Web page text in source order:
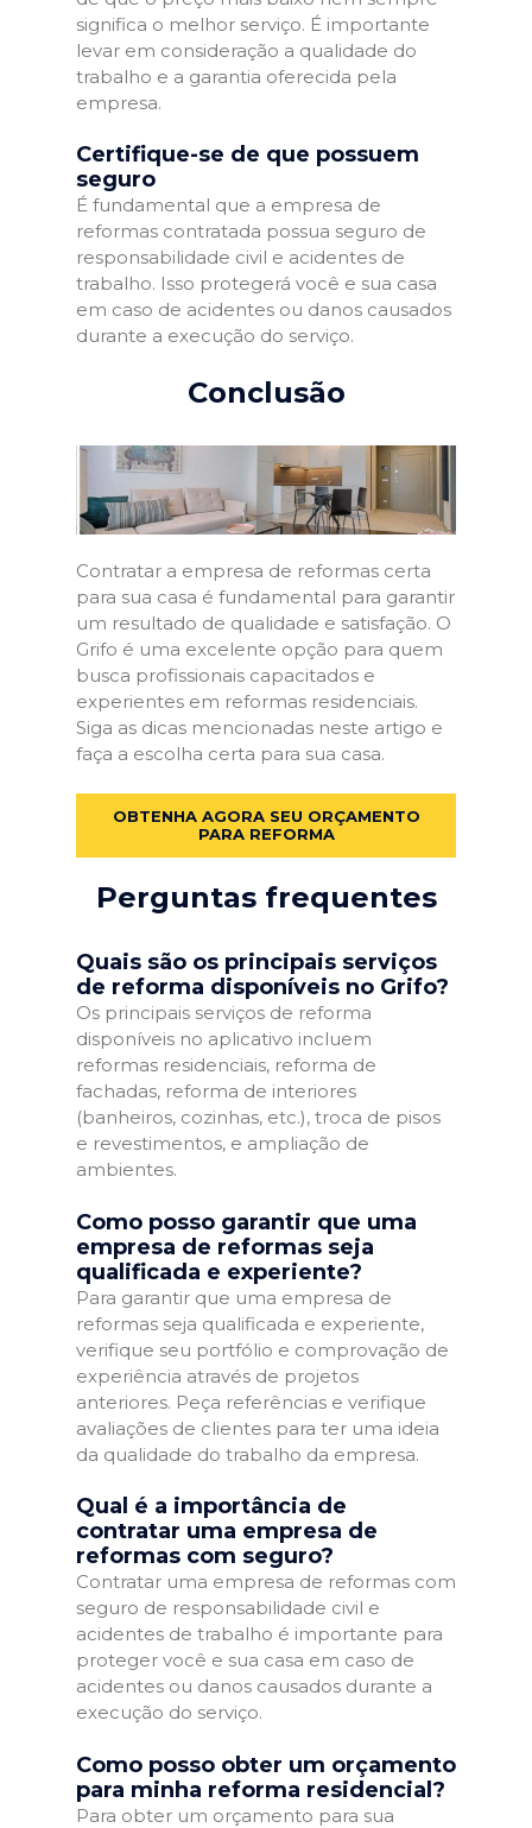
significa o melhor serviço. É importante
levar em consideração a qualidade do
trabalho e a garantia oferecida pela
empresa.
Certifique-se de que possuem
seguro
É fundamental que a empresa de
reformas contratada possua seguro de
responsabilidade civil e acidentes de
trabalho. Isso protegerá você e sua casa
em caso de acidentes ou danos causados
durante a execução do serviço.
Conclusão
Contratar a empresa de reformas certa
para sua casa é fundamental para garantir
um resultado de qualidade e satisfação. O
Grifo é uma excelente opção para quem
busca profissionais capacitados e
experientes em reformas residenciais.
Siga as dicas mencionadas neste artigo e
faça a escolha certa para sua casa.
OBTENHA AGORA SEU ORÇAMENTO
PARA REFORMA
Perguntas frequentes
Quais são os principais serviços
de reforma disponíveis no Grifo?
Os principais serviços de reforma
disponíveis no aplicativo incluem
reformas residenciais, reforma de
fachadas, reforma de interiores
(banheiros, cozinhas, etc.), troca de pisos
e revestimentos, e ampliação de
ambientes.
Como posso garantir que uma
empresa de reformas seja
qualificada e experiente?
Para garantir que uma empresa de
reformas seja qualificada e experiente,
verifique seu portfólio e comprovação de
experiência através de projetos
anteriores. Peça referências e verifique
avaliações de clientes para ter uma ideia
da qualidade do trabalho da empresa.
Qual é a importância de
contratar uma empresa de
reformas com seguro?
Contratar uma empresa de reformas com
seguro de responsabilidade civil e
acidentes de trabalho é importante para
proteger você e sua casa em caso de
acidentes ou danos causados durante a
execução do serviço.
Como posso obter um orçamento
para minha reforma residencial?
Para obter um orçamento para sua